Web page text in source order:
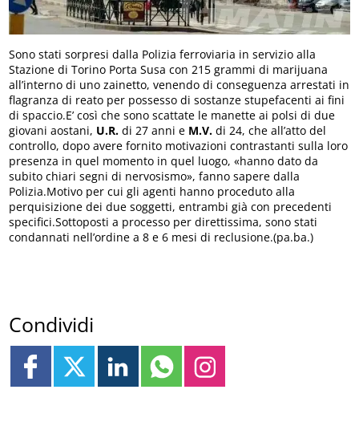
Sono stati sorpresi dalla Polizia ferroviaria in servizio alla
Stazione di Torino Porta Susa con 215 grammi di marijuana
all’interno di uno zainetto, venendo di conseguenza arrestati in
flagranza di reato per possesso di sostanze stupefacenti ai fini
di spaccio.E’ così che sono scattate le manette ai polsi di due
giovani aostani, U.R. di 27 anni e M.V. di 24, che all’atto del
controllo, dopo avere fornito motivazioni contrastanti sulla loro
presenza in quel momento in quel luogo, «hanno dato da
subito chiari segni di nervosismo», fanno sapere dalla
Polizia.Motivo per cui gli agenti hanno proceduto alla
perquisizione dei due soggetti, entrambi già con precedenti
specifici.Sottoposti a processo per direttissima, sono stati
condannati nell’ordine a 8 e 6 mesi di reclusione.(pa.ba.)
Condividi